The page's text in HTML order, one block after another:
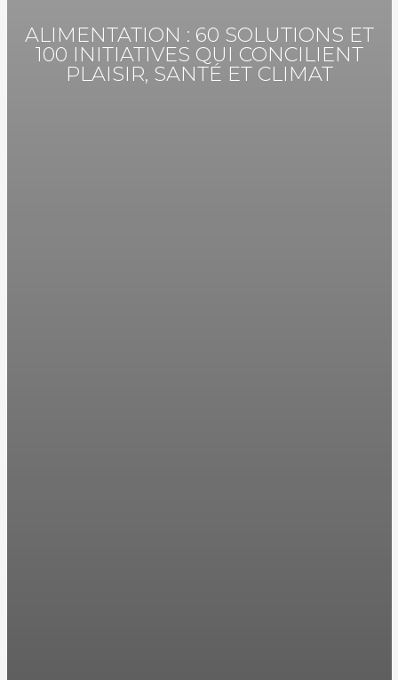
ALIMENTATION : 60 SOLUTIONS ET
100 INITIATIVES QUI CONCILIENT
PLAISIR, SANTÉ ET CLIMAT